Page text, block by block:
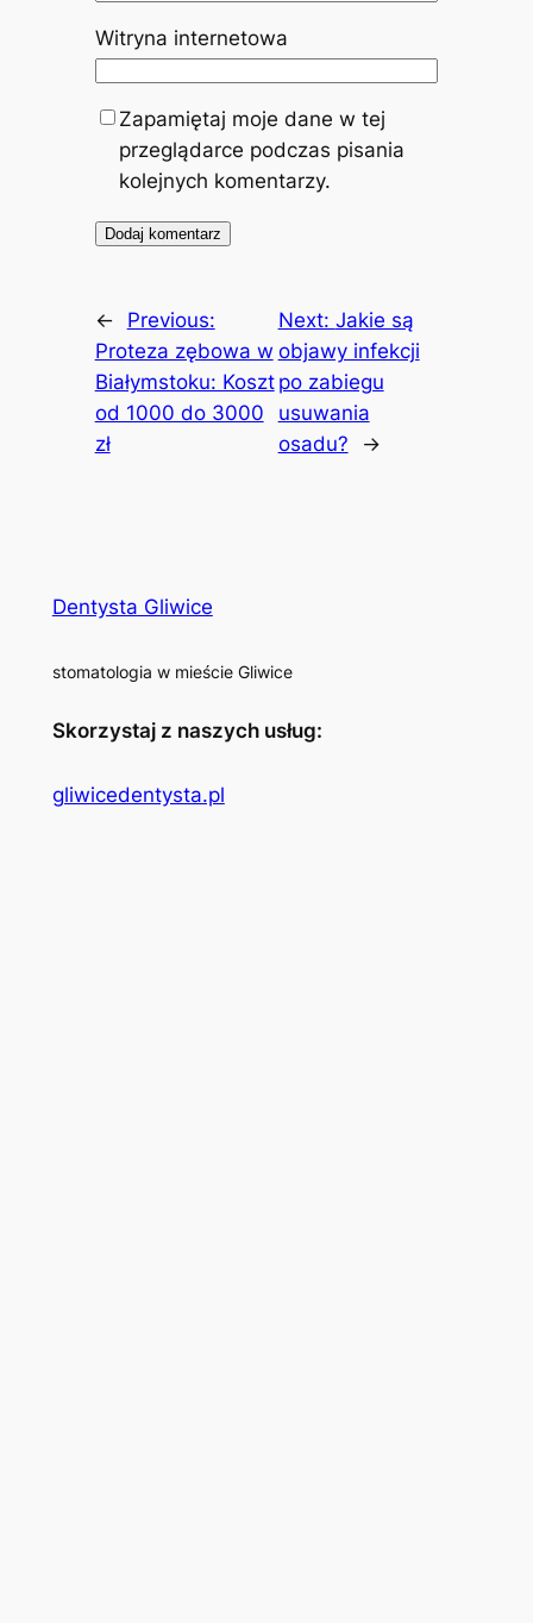
Witryna internetowa
Zapamiętaj moje dane w tej
przeglądarce podczas pisania
kolejnych komentarzy.
←
Previous:
Proteza zębowa w
Białymstoku: Koszt
od 1000 do 3000
zł
Next: Jakie są
objawy infekcji
po zabiegu
usuwania
osadu?
→
Dentysta Gliwice
stomatologia w mieście Gliwice
Skorzystaj z naszych usług:
gliwicedentysta.pl